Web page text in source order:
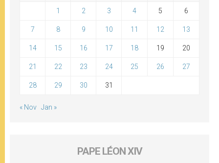
1 2 3 4 5 6
7 8 9 10 11 12 13
14 15 16 17 18 19 20
21 22 23 24 25 26 27
28 29 30 31
« Nov Jan »
PAPE LÉON XIV